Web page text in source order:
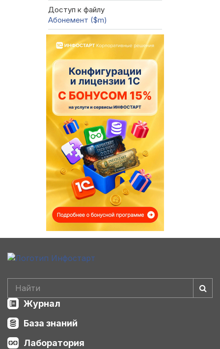
Доступ к файлу
Абонемент ($m)
Журнал
База знаний
Лаборатория